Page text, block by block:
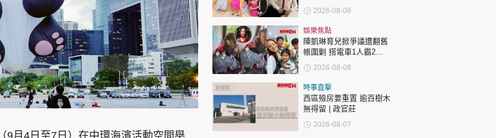
鬼靈精怪 威師兄 飲食旅遊
廣場 星島頭條 星島日報 頭條日報 星島環球 The Standard 親子王
9月4日至7日）在中環海濱活動空間舉
回應兩女交好有原因
2026-08-08
娛樂焦點
陳凱琳育兒掀爭議遭翻舊
帳圍剿 搭電車1人霸2個
位 被轟自私欠公德心 有
指反應過度不公平
2026-08-08
時事直擊
西區殮房要重置 逾百樹木
無得留 | 政官莊
2026-08-07